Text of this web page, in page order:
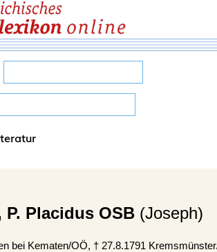
P. Placidus OSB (Joseph)
bei Kematen/OÖ, † 27.8.1791 Kremsmünster